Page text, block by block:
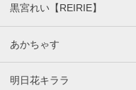
黒宮れい【REIRIE】
あかちゃす
明日花キララ